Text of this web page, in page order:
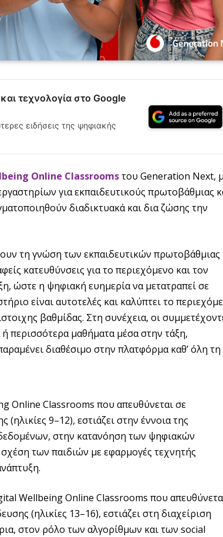
τεχνολογία στο Google
ειδήσεις της ψηφιακής
Online Classroomsτου Generation Next,
για εκπαιδευτικούς πρωτοβάθμιας
διαδικτυακά και δια ζώσης την
τη γνώση των εκπαιδευτικών πρωτοβάθμιας
κατευθύνσεις για το περιεχόμενο και τον
ώστε η ψηφιακή ευημερία να μετατραπεί σε
είναι αυτοτελές και καλύπτει το
βαθμίδας. Στη συνέχεια, οι
περισσότερα μαθήματα μέσα στην τάξη,
διαθέσιμο στην πλατφόρμα καθ’ όλη τη
Online Classrooms που απευθύνεται σε
9–12), εστιάζει στην έννοια της
στην κατανόηση των ψηφιακών
των παιδιών με εφαρμογές τεχνητής
Wellbeing Online Classrooms που
(ηλικίες 13–16), εστιάζει στη διαχείριση
στον ρόλο των αλγορίθμων και των social